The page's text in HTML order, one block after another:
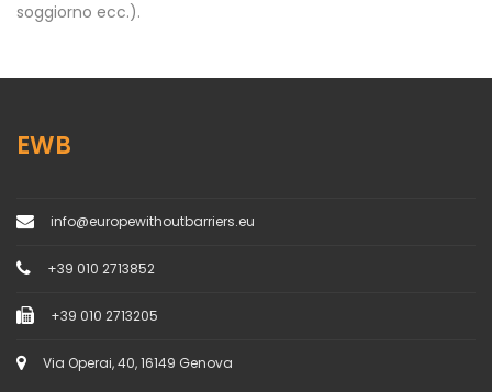
soggiorno ecc.).
EWB
info@europewithoutbarriers.eu
+39 010 2713852
+39 010 2713205
Via Operai, 40, 16149 Genova